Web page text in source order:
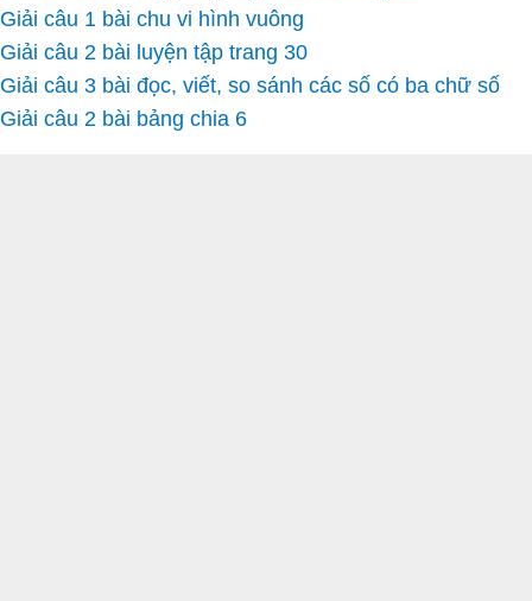
Giải câu 1 bài chu vi hình vuông
Giải câu 2 bài luyện tập trang 30
Giải câu 3 bài đọc, viết, so sánh các số có ba chữ số
Giải câu 2 bài bảng chia 6